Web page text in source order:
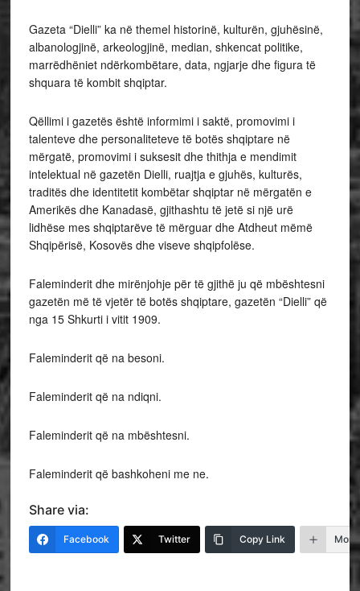
Gazeta “Dielli” ka në themel historinë, kulturën, gjuhësinë,
albanologjinë, arkeologjinë, median, shkencat politike,
marrëdhëniet ndërkombëtare, data, ngjarje dhe figura të
shquara të kombit shqiptar.
Qëllimi i gazetës është informimi i saktë, promovimi i
talenteve dhe personaliteteve të botës shqiptare në
mërgatë, promovimi i suksesit dhe thithja e mendimit
intelektual në gazetën Dielli, ruajtja e gjuhës, kulturës,
traditës dhe identitetit kombëtar shqiptar në mërgatën e
Amerikës dhe Kanadasë, gjithashtu të jetë si një urë
lidhëse mes shqiptarëve të mërguar dhe Atdheut mëmë
Shqipërisë, Kosovës dhe viseve shqipfolëse.
Faleminderit dhe mirënjohje për të gjithë ju që mbështesni
gazetën më të vjetër të botës shqiptare, gazetën “Dielli” që
nga 15 Shkurti i vitit 1909.
Faleminderit që na besoni.
Faleminderit që na ndiqni.
Faleminderit që na mbështesni.
Faleminderit që bashkoheni me ne.
Share via:
Facebook Twitter Copy Link More